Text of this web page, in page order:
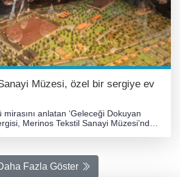
Müzesi, özel bir sergiye ev
mirasını anlatan ‘Geleceği Dokuyan
Merinos Tekstil Sanayi Müzesi’nde
buluştu. Sümerbank’ın özellikle tekstil
günlük yaşama kattığı yenilikleri,
Fazla Göster